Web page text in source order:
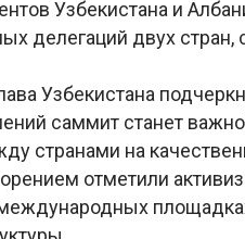
Узбекистана и
делегаций двух
Узбекистана
саммит станет
странами на
отметили